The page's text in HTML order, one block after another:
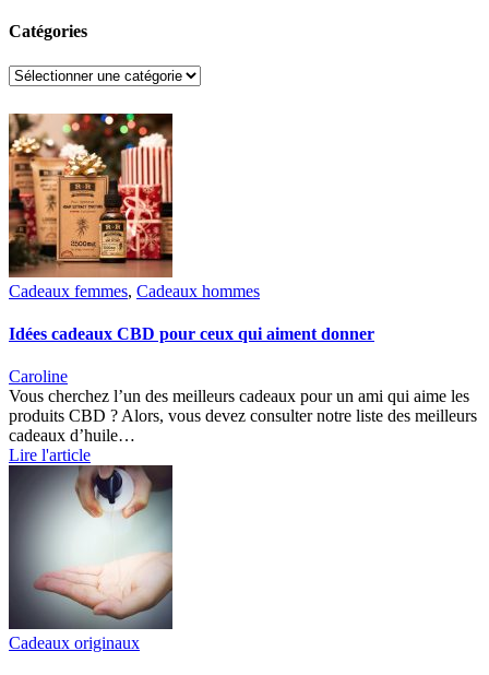
Catégories
Catégories
Cadeaux femmes, Cadeaux hommes
Idées cadeaux CBD pour ceux qui aiment donner
Caroline
Vous cherchez l’un des meilleurs cadeaux pour un ami qui aime les
produits CBD ? Alors, vous devez consulter notre liste des meilleurs
cadeaux d’huile…
Lire l'article
Cadeaux originaux